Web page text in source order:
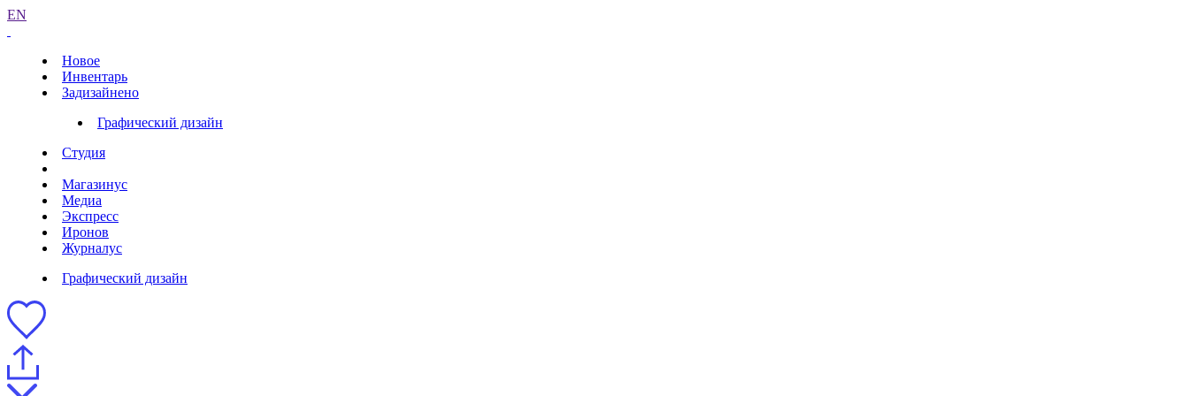
EN
Новое
Инвентарь
Задизайнено
Графический дизайн
Студия
Магазинус
Медиа
Экспресс
Иронов
Журналус
Графический дизайн